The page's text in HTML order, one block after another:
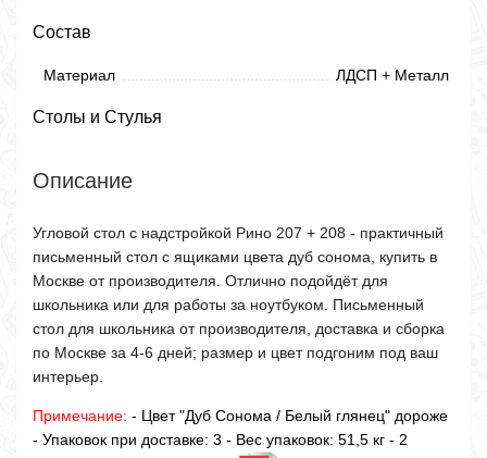
Состав
Материал ЛДСП + Металл
Столы и Стулья
Описание
Угловой стол с надстройкой Рино 207 + 208 - практичный
письменный стол с ящиками цвета дуб сонома, купить в
Москве от производителя. Отлично подойдёт для
школьника или для работы за ноутбуком. Письменный
стол для школьника от производителя, доставка и сборка
по Москве за 4-6 дней; размер и цвет подгоним под ваш
интерьер.
Примечание: - Цвет "Дуб Сонома / Белый глянец" дороже
- Упаковок при доставке: 3 - Вес упаковок: 51,5 кг - 2